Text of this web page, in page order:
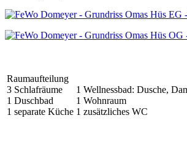
Raumaufteilung
3 Schlafräume
1 Duschbad
1 separate Küche
1 Wellnessbad: Dusche,
1 Wohnraum
1 zusätzliches WC